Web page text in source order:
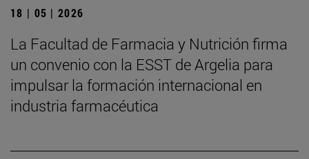
18 | 05 | 2026
La Facultad de Farmacia y Nutrición firma
un convenio con la ESST de Argelia para
impulsar la formación internacional en
industria farmacéutica